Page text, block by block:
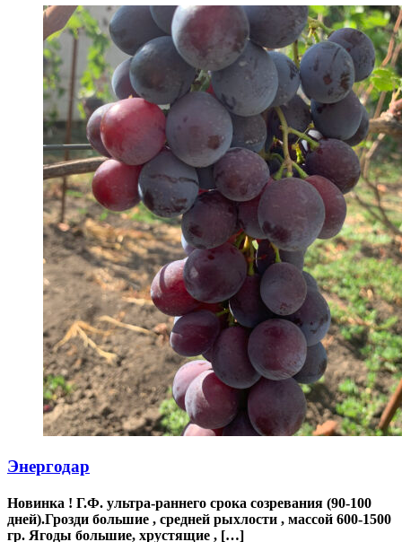
Энергодар
Новинка ! Г.Ф. ультра-раннего срока созревания (90-100
дней).Грозди большие , средней рыхлости , массой 600-1500
гр. Ягоды большие, хрустящие , […]